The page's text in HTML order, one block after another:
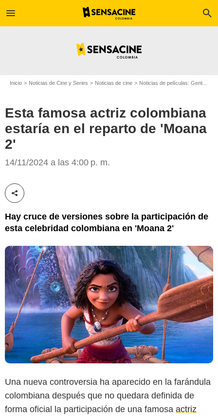
menu search
Inicio Noticias de Cine y Series Noticias de cine Noticias de películas: Gente
Esta famosa actriz colombiana
estaría en el reparto de 'Moana
2'
14/11/2024 a las 4:00 p. m.
Compartir esta noticia
Hay cruce de versiones sobre la participación de
esta celebridad colombiana en 'Moana 2'
Walt Disney Animation
Una nueva controversia ha aparecido en la farándula
colombiana después que no quedara definida de
forma oficial la participación de una famosa actriz